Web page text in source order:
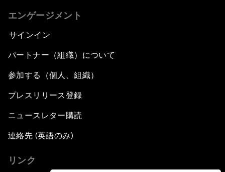
エンゲージメント
サインイン
パートナー（組織）について
参加する（個人、組織）
プレスリリース登録
ニュースレター購読
連絡先 (英語のみ)
リンク